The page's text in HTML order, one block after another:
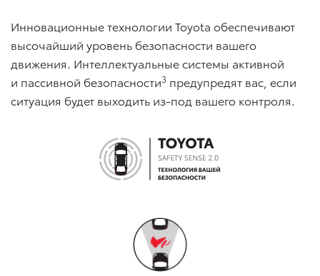
Инновационные технологии Toyota обеспечивают
высочайший уровень безопасности вашего
движения. Интеллектуальные системы активной
и пассивной безопасности3 предупредят вас, если
ситуация будет выходить из-под вашего контроля.